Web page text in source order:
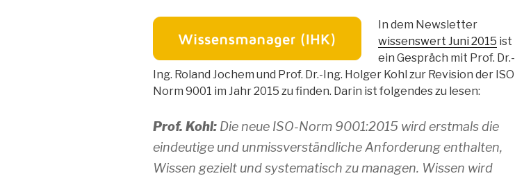
In dem Newsletter
wissenswert Juni 2015 ist
ein Gespräch mit Prof. Dr.-
Ing. Roland Jochem und Prof. Dr.-Ing. Holger Kohl zur Revision der ISO
Norm 9001 im Jahr 2015 zu finden. Darin ist folgendes zu lesen:
Prof. Kohl: Die neue ISO-Norm 9001:2015 wird erstmals die
eindeutige und unmissverständliche Anforderung enthalten,
Wissen gezielt und systematisch zu managen. Wissen wird